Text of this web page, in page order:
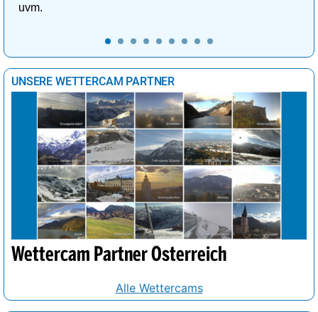
uvm.
UNSERE WETTERCAM PARTNER
Wettercam Partner Österreich
Alle Wettercams